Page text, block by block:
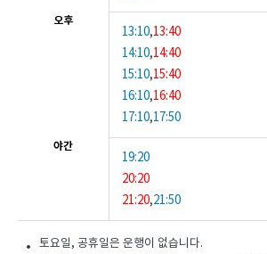
셔
오후
13:10,13:40
14:10,14:40
15:10,15:40
16:10,16:40
17:10,17:50
야간
19:20
20:20
21:20,21:50
토요일, 공휴일은 운행이 없습니다.